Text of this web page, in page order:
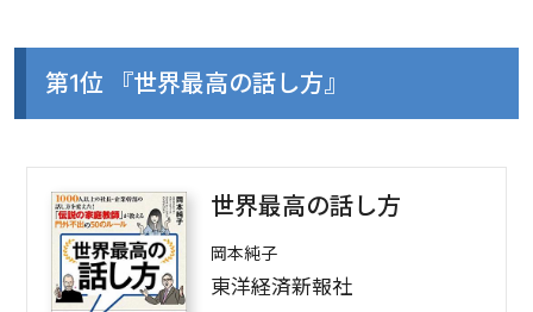
第1位 『世界最高の話し方』
世界最高の話し方
岡本純子
東洋経済新報社